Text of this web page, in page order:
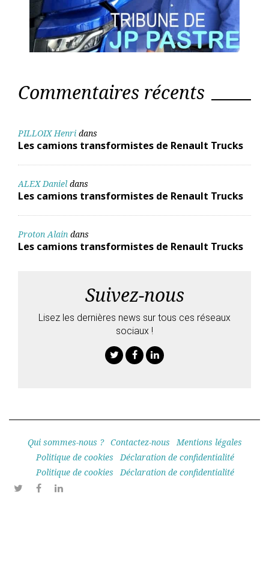
Commentaires récents
PILLOIX Henri dans
Les camions transformistes de Renault Trucks
ALEX Daniel dans
Les camions transformistes de Renault Trucks
Proton Alain dans
Les camions transformistes de Renault Trucks
Suivez-nous
Lisez les dernières news sur tous ces réseaux
sociaux !
Qui sommes-nous ? Contactez-nous
Mentions légales
Politique de cookies
Déclaration de confidentialité
Politique de cookies
Déclaration de confidentialité